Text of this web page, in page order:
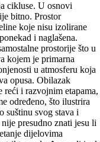
cikluse. U osnovi
bitno. Prostor
koje nisu izolirane
i naglašena.
prostorije što u
kojem je primarna
u atmosferu koja
opusa. Obilazak
reći i razvojnim etapama,
određeno, što ilustrira
suštinu svog stava i
presudno znati jesu li
dijelovima